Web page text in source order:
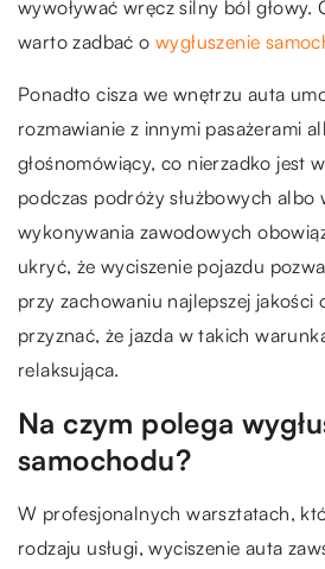
wywoływać wręcz silny ból głowy.
warto zadbać owygłuszenie
Ponadto cisza we wnętrzu auta
rozmawianie z innymi pasażerami
głośnomówiący, co nierzadko jest
podczas podróży służbowych albo
wykonywania zawodowych
ukryć, że wyciszenie pojazdu
przy zachowaniu najlepszej jakości
przyznać, że jazda w takich
relaksująca.
Na czym polega
samochodu?
W profesjonalnych warsztatach,
rodzaju usługi, wyciszenie auta